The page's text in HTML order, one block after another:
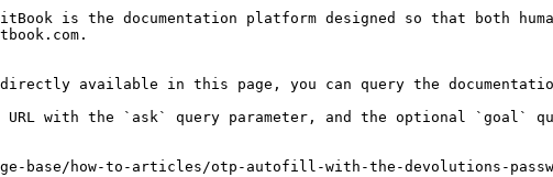
is the documentation platform designed so that both
available in this page, you can query the
URL with the `ask` query parameter, and the optional `goal`
base/how-to-articles/otp-autofill-with-the-devolutions-